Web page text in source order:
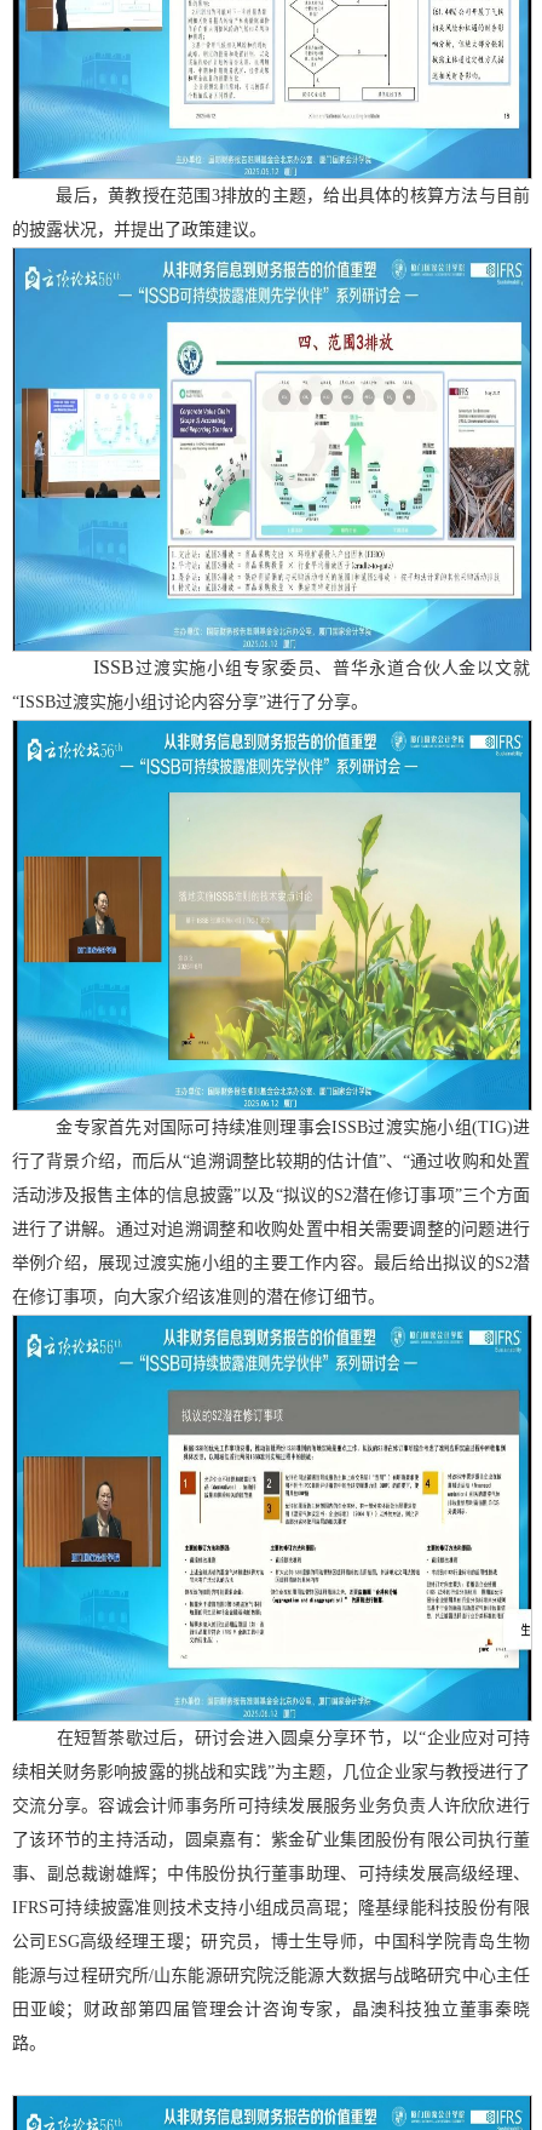
最后，黄教授在范围 3排放的主题，给出具体的核算方法与目前
的披露状况，并提出了政策建议。
ISSB过渡实施小组专家委员、普华永道合伙人金以文就
“ISSB过渡实施小组讨论内容分享”进行了分享。
金专家首先对国际可持续准则理事会ISSB过渡实施小组(TIG)进
行了背景介绍，而后从“追溯调整比较期的估计值”、“通过收购和处置
活动涉及报售主体的信息披露”以及“拟议的S2潜在修订事项”三个方面
进行了讲解。通过对追溯调整和收购处置中相关需要调整的问题进行
举例介绍，展现过渡实施小组的主要工作内容。最后给出拟议的S2潜
在修订事项，向大家介绍该准则的潜在修订细节。
在短暂茶歇过后，研讨会进入圆桌分享环节，以“企业应对可持
续相关财务影响披露的挑战和实践”为主题，几位企业家与教授进行了
交流分享。容诚会计师事务所可持续发展服务业务负责人许欣欣进行
了该环节的主持活动，圆桌嘉有：紫金矿业集团股份有限公司执行董
事、副总裁谢雄辉；中伟股份执行董事助理、可持续发展高级经理、
IFRS 可持续披露准则技术支持小组成员高琨；隆基绿能科技股份有限
公司 ESG高级经理王璎；研究员，博士生导师，中国科学院青岛生物
能源与过程研究所/山东能源研究院泛能源大数据与战略研究中心主任
田亚峻；财政部第四届管理会计咨询专家，晶澳科技独立董事秦晓
路。